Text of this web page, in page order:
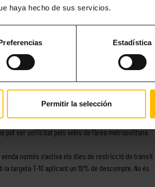
haya hecho de sus servicios.
Estadística
Permitir la selección
de transports públics de la ciutat. Has de saber
en què el vas comprar. Una altra característica és
dies i et quedes en un dels nostres apartaments a
a la ciutat, des de 48 hores fins a 120 hores,
tindràs accés a la línia que porta directament a
aquells que tenen el carnet rosa (principalment,
que permet a les persones
viatjar gratuïtament.
ser sol·licitat pels veïns de l’àrea metropolitana
només s’activa els dies de restricció de trànsit
targeta T-10 aplicant un 10% de descompte. No és